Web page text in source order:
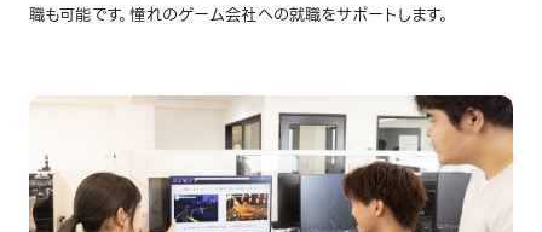
職も可能です。憧れのゲーム会社への就職をサポートします。